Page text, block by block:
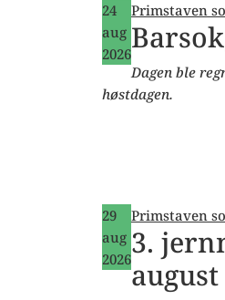
24
aug
2026
Primstaven
Dagen ble
høstdagen.
29
aug
2026
Primstaven
3.
august